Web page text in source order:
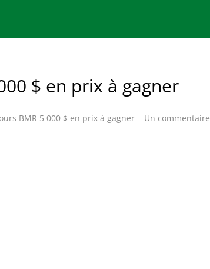
$ en prix à gagner
BMR 5 000 $ en prix à gagner Un commentaire